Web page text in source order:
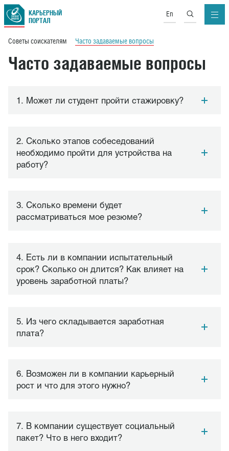
КАРЬЕРНЫЙ
ПОРТАЛ
En
Советы соискателям Часто задаваемые вопросы
Часто задаваемые вопросы
1. Может ли студент пройти стажировку?
2. Сколько этапов собеседований
необходимо пройти для устройства на
работу?
3. Сколько времени будет
рассматриваться мое резюме?
4. Есть ли в компании испытательный
срок? Сколько он длится? Как влияет на
уровень заработной платы?
5. Из чего складывается заработная
плата?
6. Возможен ли в компании карьерный
рост и что для этого нужно?
7. В компании существует социальный
пакет? Что в него входит?